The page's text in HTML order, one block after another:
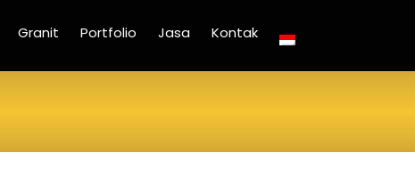
Granit Portfolio Jasa Kontak